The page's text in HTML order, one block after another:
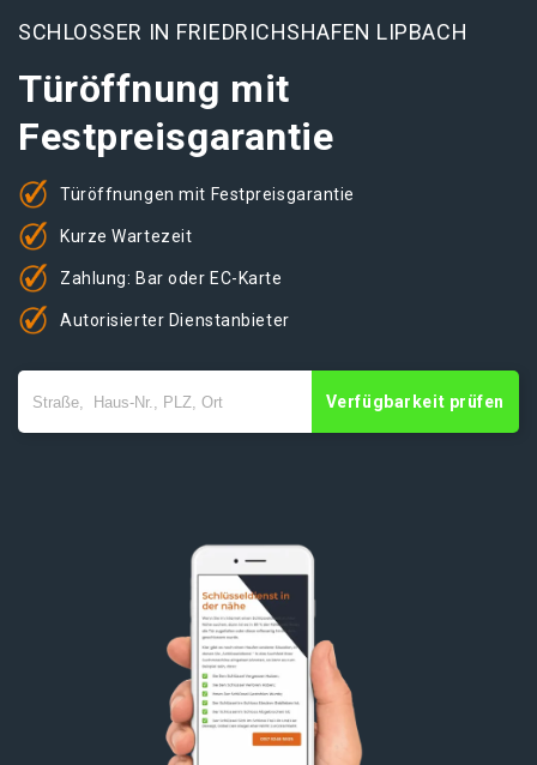
SCHLOSSER IN FRIEDRICHSHAFEN LIPBACH
Türöffnung mit
Festpreisgarantie
Türöffnungen mit Festpreisgarantie
Kurze Wartezeit
Zahlung: Bar oder EC-Karte
Autorisierter Dienstanbieter
Verfügbarkeit prüfen